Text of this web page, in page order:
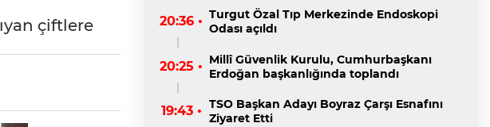
çiftlere
20:36 • Turgut Özal Tıp Merkezinde Endoskopi
Odası açıldı
20:25 • Millî Güvenlik Kurulu, Cumhurbaşkanı
Erdoğan başkanlığında toplandı
19:43 • TSO Başkan Adayı Boyraz Çarşı Esnafını
Ziyaret Etti